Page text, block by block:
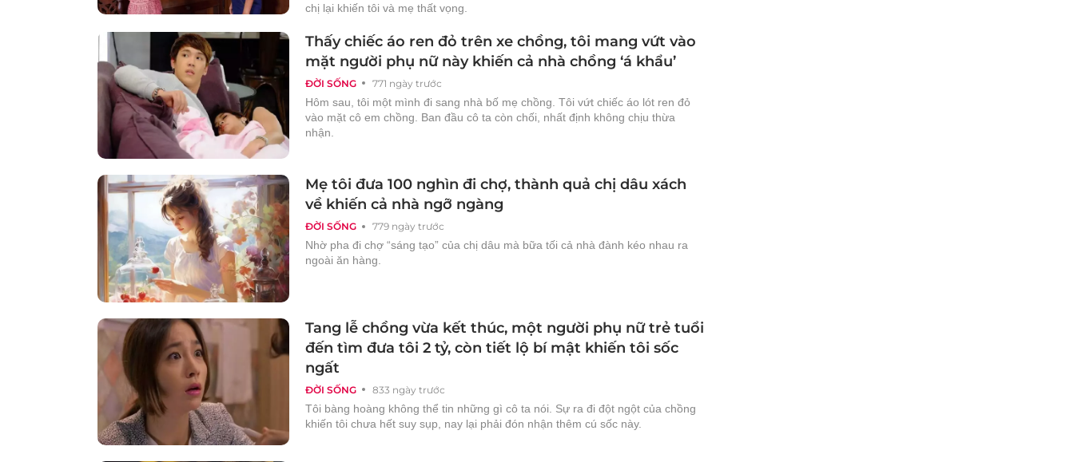
chị lại khiến tôi và mẹ thất vọng.
ĐỜI SỐNG 771 ngày trước
Thấy chiếc áo ren đỏ trên xe chồng, tôi mang vứt vào
mặt người phụ nữ này khiến cả nhà chồng ‘á khẩu’
Hôm sau, tôi một mình đi sang nhà bố mẹ chồng. Tôi vứt chiếc áo lót ren đỏ
vào mặt cô em chồng. Ban đầu cô ta còn chối, nhất định không chịu thừa
nhận.
ĐỜI SỐNG 779 ngày trước
Mẹ tôi đưa 100 nghìn đi chợ, thành quả chị dâu xách
về khiến cả nhà ngỡ ngàng
Nhờ pha đi chợ “sáng tạo” của chị dâu mà bữa tối cả nhà đành kéo nhau ra
ngoài ăn hàng.
ĐỜI SỐNG 833 ngày trước
Tang lễ chồng vừa kết thúc, một người phụ nữ trẻ tuổi
đến tìm đưa tôi 2 tỷ, còn tiết lộ bí mật khiến tôi sốc
ngất
Tôi bàng hoàng không thể tin những gì cô ta nói. Sự ra đi đột ngột của chồng
khiến tôi chưa hết suy sụp, nay lại phải đón nhận thêm cú sốc này.